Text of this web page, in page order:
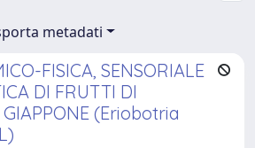
metadati
FISICA, SENSORIALE
DI FRUTTI DI
GIAPPONE (Eriobotria